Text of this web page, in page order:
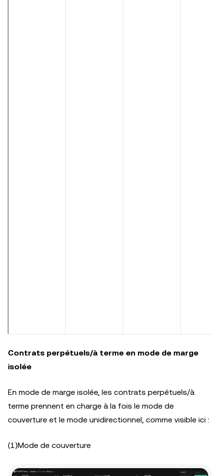
Contrats perpétuels/à terme en mode de marge
isolée
En mode de marge isolée, les contrats perpétuels/à
terme prennent en charge à la fois le mode de
couverture et le mode unidirectionnel, comme visible ici :
(1)Mode de couverture